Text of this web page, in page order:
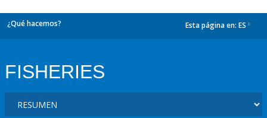
¿Qué hacemos? Esta página en: ES
FISHERIES